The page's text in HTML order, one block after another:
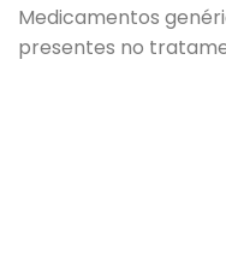
Medicamentos
presentes no